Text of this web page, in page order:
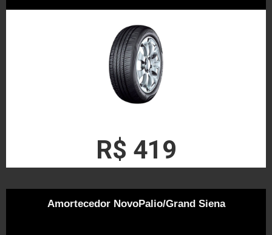
R$ 419
Amortecedor NovoPalio/Grand Siena